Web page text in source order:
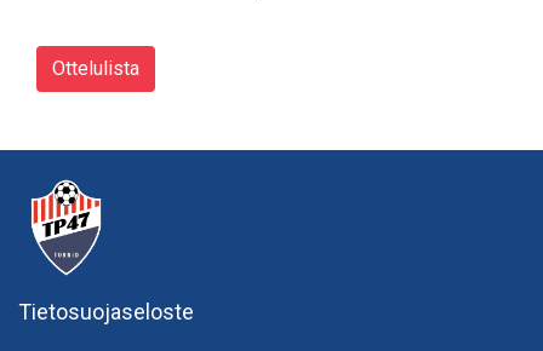
Ottelulista
Tietosuojaseloste